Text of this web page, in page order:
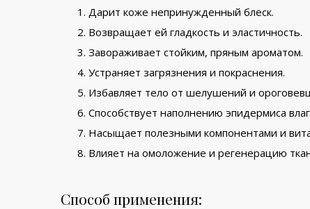
Дарит коже непринужденный блеск.
Возвращает ей гладкость и эластичность.
Завораживает стойким, пряным ароматом.
Устраняет загрязнения и покраснения.
Избавляет тело от шелушений и
Способствует наполнению эпидермиса
Насыщает полезными компонентами и
Влияет на омоложение и регенерацию
Способ применения: